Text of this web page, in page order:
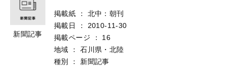
新聞記事
掲載紙 ：
北中：朝刊
掲載日
：
2010-11-30
掲載ページ
：
16
地域
：
石川県・北陸
種別
： 新聞記事